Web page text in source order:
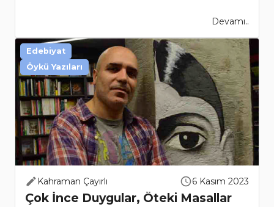
Devamı..
Kahraman Çayırlı 6 Kasım 2023
Çok İnce Duygular, Öteki Masallar
Edebiyat
Öykü Yazıları